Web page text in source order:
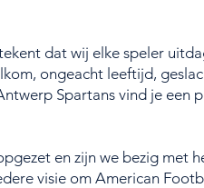
dat wij elke speler
ongeacht leeftijd,
Spartans vind je een
en zijn we bezig met
visie om American